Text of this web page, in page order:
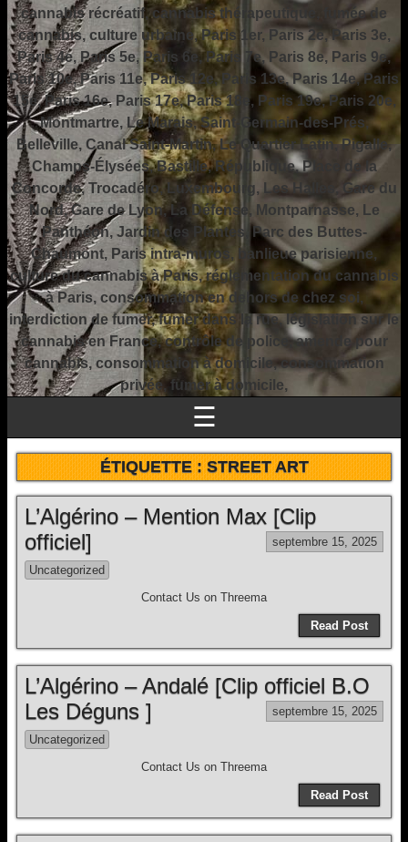
cannabis récréatif, cannabis thérapeutique, fumée de
cannabis, culture urbaine, Paris 1er, Paris 2e, Paris 3e,
Paris 4e, Paris 5e, Paris 6e, Paris 7e, Paris 8e, Paris 9e,
Paris 10e, Paris 11e, Paris 12e, Paris 13e, Paris 14e, Paris
15e, Paris 16e, Paris 17e, Paris 18e, Paris 19e, Paris 20e,
Montmartre, Le Marais, Saint-Germain-des-Prés,
Belleville, Canal Saint-Martin, Le Quartier Latin, Pigalle,
Champs-Élysées, Bastille, République, Place de la
Concorde, Trocadéro, Luxembourg, Les Halles, Gare du
Nord, Gare de Lyon, La Défense, Montparnasse, Le
Panthéon, Jardin des Plantes, Parc des Buttes-
Chaumont, Paris intra-muros, banlieue parisienne,
culture du cannabis à Paris, réglementation du cannabis
à Paris, consommation en dehors de chez soi,
interdiction de fumer, fumer dans la rue, législation sur le
cannabis en France, contrôle de police, amende pour
cannabis, consommation à domicile, consommation
privée, fumer à domicile,
☰
ÉTIQUETTE :STREET ART
L’Algérino – Mention Max [Clip
officiel]
septembre 15, 2025
Uncategorized
Contact Us on Threema
Read Post
L’Algérino – Andalé [Clip officiel B.O
Les Déguns ]
septembre 15, 2025
Uncategorized
Contact Us on Threema
Read Post